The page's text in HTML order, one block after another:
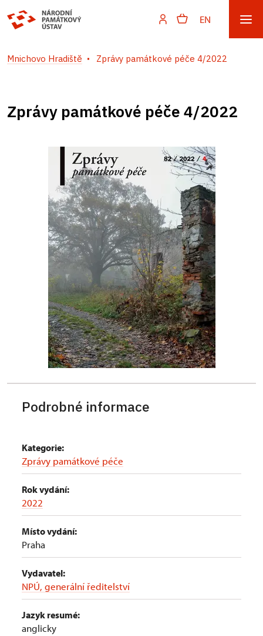
EN
Mnichovo Hradiště Zprávy památkové péče 4/2022
Zprávy památkové péče 4/2022
Podrobné informace
Kategorie:
Zprávy památkové péče
Rok vydání:
2022
Místo vydání:
Praha
Vydavatel:
NPÚ, generální ředitelství
Jazyk resumé:
anglicky